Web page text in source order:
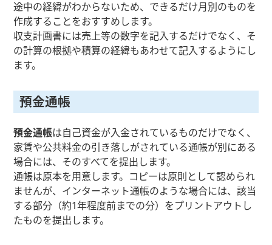
途中の経緯がわからないため、できるだけ月別のものを
作成することをおすすめします。
収支計画書には売上等の数字を記入するだけでなく、そ
の計算の根拠や積算の経緯もあわせて記入するようにし
ます。
預金通帳
預金通帳は自己資金が入金されているものだけでなく、
家賃や公共料金の引き落しがされている通帳が別にある
場合には、そのすべてを提出します。
通帳は原本を用意します。コピーは原則として認められ
ませんが、インターネット通帳のような場合には、該当
する部分（約1年程度前までの分）をプリントアウトし
たものを提出します。